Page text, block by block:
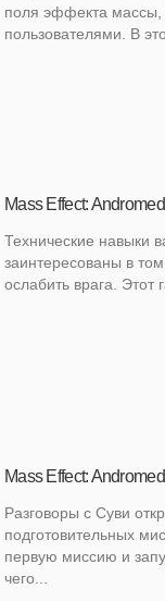
поля эффекта массы,
пользователями. В
Mass Effect:
Технические навыки
заинтересованы в
ослабить врага. Этот
Mass Effect:
Разговоры с Суви
подготовительных
первую миссию и
чего...